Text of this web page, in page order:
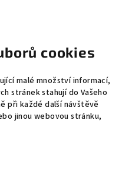
cookies
malé množství informací,
stránek stahují do Vašeho
při každé další návštěvě
jinou webovou stránku,